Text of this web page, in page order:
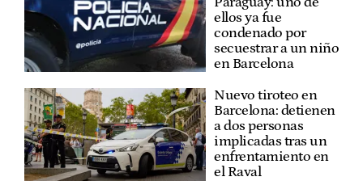
ellos ya fue
condenado por
secuestrar a un niño
en Barcelona
Nuevo tiroteo en
Barcelona: detienen
a dos personas
implicadas tras un
enfrentamiento en
el Raval